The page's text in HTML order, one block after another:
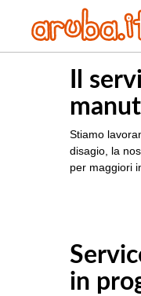
Il
Stiamo
disagio, la
per maggiori
in